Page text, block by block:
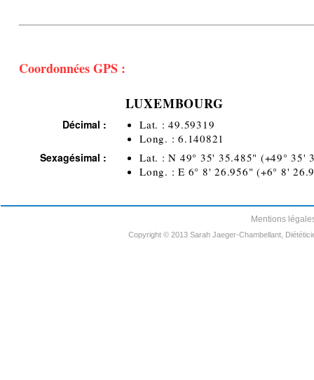
Coordonnées GPS :
LUXEMBOURG
Décimal :
Lat. : 49.59319
Long. : 6.140821
Sexagésimal :
Lat. : N 49° 35' 35.485" (+49° 35'
Long. : E 6° 8' 26.956" (+6° 8'
Mentions
Copyright © 2013 Sarah Jaeger-Chambellant,